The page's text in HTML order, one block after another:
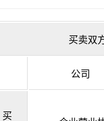
买卖双
公司
买